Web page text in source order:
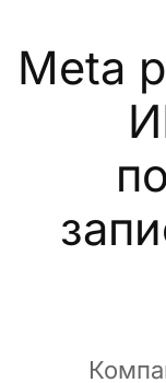
Meta